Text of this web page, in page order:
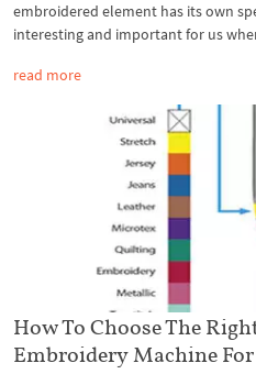
embroidered element has its own
interesting and important for us
read more
How To Choose The
Embroidery Machine